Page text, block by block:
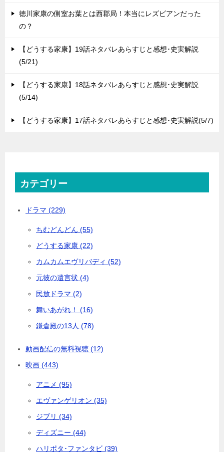
徳川家康の側室お葉とは西郡局！本当にレズビアンだった
の？
【どうする家康】19話ネタバレあらすじと感想･史実解説
(5/21)
【どうする家康】18話ネタバレあらすじと感想･史実解説
(5/14)
【どうする家康】17話ネタバレあらすじと感想･史実解説(5/7)
カテゴリー
ドラマ (229)
ちむどんどん (55)
どうする家康 (22)
カムカムエヴリバディ (52)
元彼の遺言状 (4)
民放ドラマ (2)
舞いあがれ！ (16)
鎌倉殿の13人 (78)
動画配信の無料視聴 (12)
映画 (443)
アニメ (95)
エヴァンゲリオン (35)
ジブリ (34)
ディズニー (44)
ハリポタ･ファンタビ (39)